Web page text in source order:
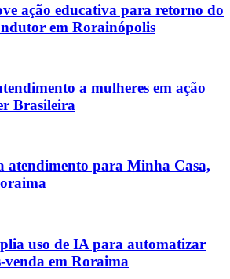
ação educativa para retorno do
em Rorainópolis
a mulheres em ação
Brasileira
atendimento para Minha Casa,
uso de IA para automatizar
venda em Roraima